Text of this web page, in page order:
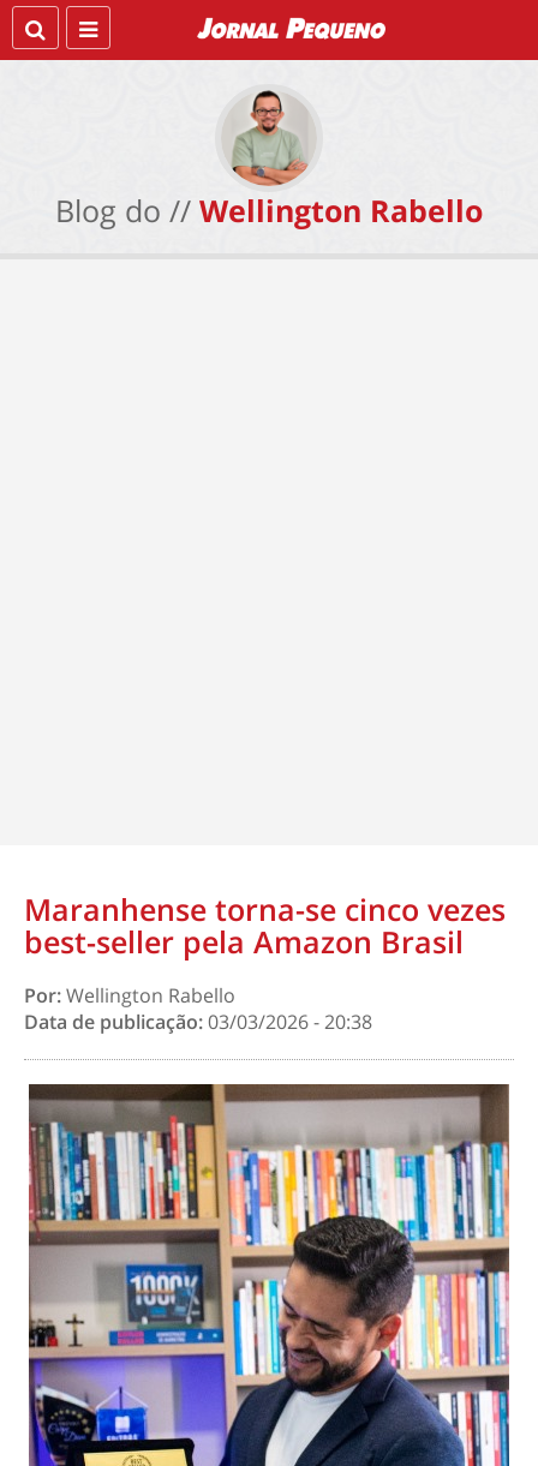
Blog do // Wellington Rabello
Maranhense torna-se cinco vezes
best-seller pela Amazon Brasil
Por:Wellington Rabello
Data de publicação:03/03/2026 - 20:38